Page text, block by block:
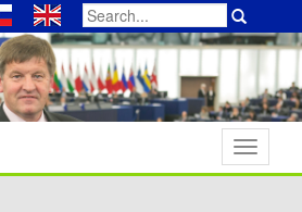
Search
for:
T
o